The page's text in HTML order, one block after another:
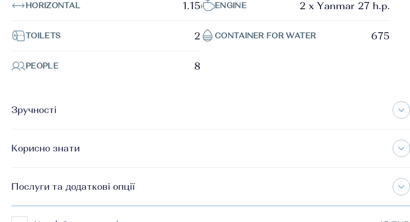
HORIZONTAL 1.15
TOILETS 2
PEOPLE 8
ENGINE 2 x Yanmar 27 h.p.
CONTAINER FOR WATER 675
Зручності
Корисно знати
Послуги та додаткові опції